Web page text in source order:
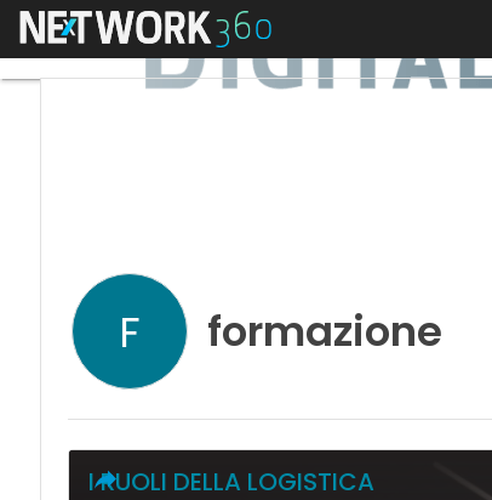
Menu
F formazione
I RUOLI DELLA LOGISTICA